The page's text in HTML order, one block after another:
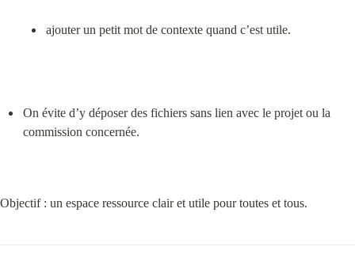
ajouter un petit mot de contexte quand c’est utile.
On évite d’y déposer des fichiers sans lien avec le projet ou la
commission concernée.
Objectif : un espace ressource clair et utile pour toutes et tous.